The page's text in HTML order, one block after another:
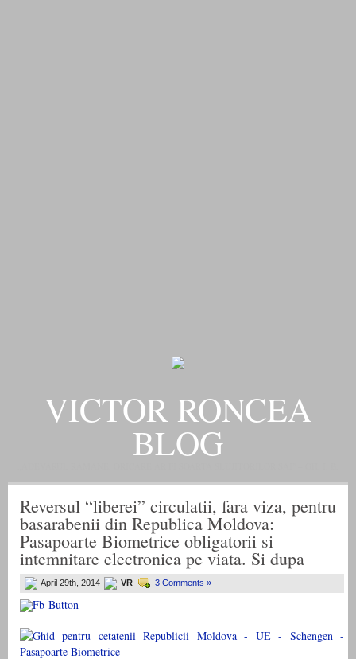
VICTOR RONCEA
BLOG
Reversul “liberei” circulatii, fara viza, pentru
basarabenii din Republica Moldova:
Pasapoarte Biometrice obligatorii si
intemnitare electronica pe viata. Si dupa
April 29th, 2014 VR 3 Comments »